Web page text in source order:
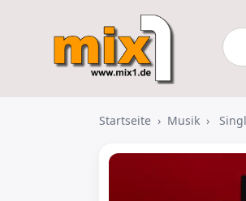
Startseite › Musik ›